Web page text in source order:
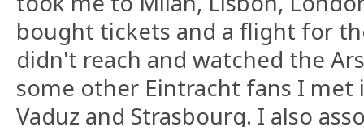
bought tickets and a flight for
didn't reach and watched the
some other Eintracht fans I met
Vaduz and Strasbourg. I also